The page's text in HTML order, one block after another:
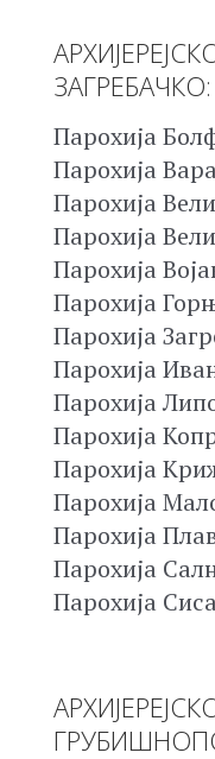
ЗАГРЕБАЧКО:
Парохија
Парохија
Парохија
Парохија
Парохија
Парохија
Парохија
Парохија
Парохија
Парохија
Парохија
Парохија
Парохија
Парохија
Парохија